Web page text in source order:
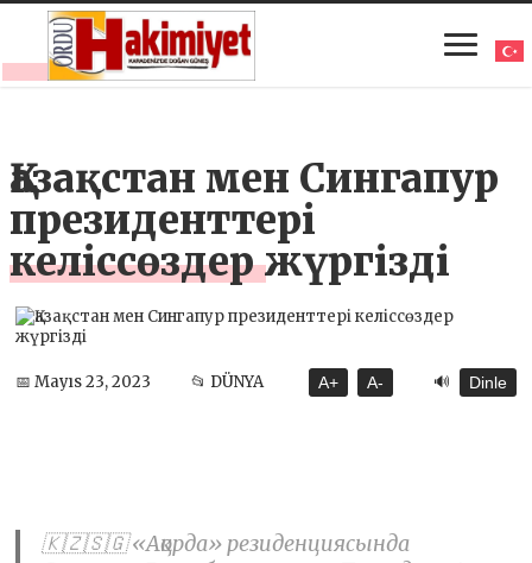
Қазақстан мен Сингапур
президенттері
келіссөздер жүргізді
📅 Mayıs 23, 2023 📂 DÜNYA A+ A- 🔊 Dinle
🇰🇿🇸🇬 «Ақорда» резиденциясында